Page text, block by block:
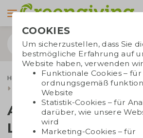
Home & Living
Geschenke für die Küche
Brotdosen und Bestecksets
Amuse
Amuse recycelte
Lunchbox
COOKIES
Um sicherzustellen, dass Sie
bestmögliche Erfahrung auf
Website haben, verwenden
Funktionale Cookies – für
ordnungsgemäß
Website
Statistik-Cookies – für
darüber, wie unsere
wird
Marketing-Cookies – für